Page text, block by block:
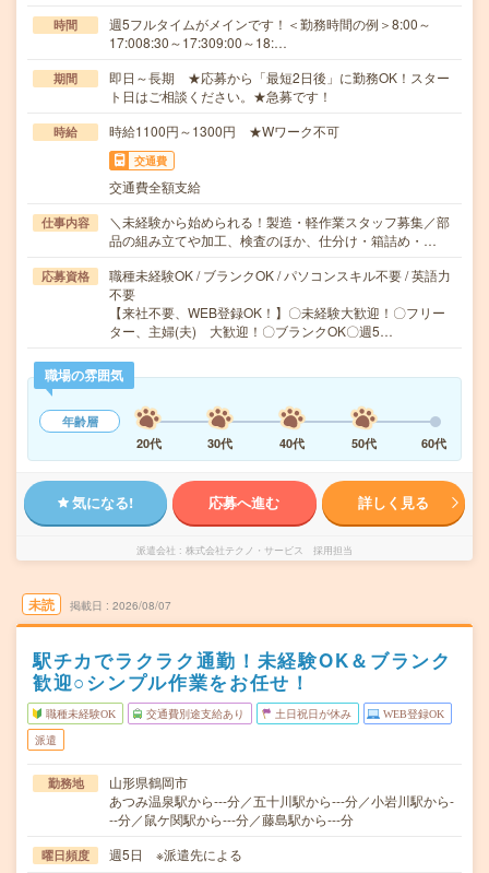
時間
週5フルタイムがメインです！＜勤務時間の例＞8:00～
17:008:30～17:309:00～18:…
期間
即日～長期 ★応募から「最短2日後」に勤務OK！スター
ト日はご相談ください。★急募です！
時給 時給1100円～1300円 ★Wワーク不可
交通費
交通費全額支給
仕事内容
＼未経験から始められる！製造・軽作業スタッフ募集／部
品の組み立てや加工、検査のほか、仕分け・箱詰め・…
応募資格
職種未経験OK / ブランクOK / パソコンスキル不要 / 英語力
不要
【来社不要、WEB登録OK！】〇未経験大歓迎！〇フリー
ター、主婦(夫) 大歓迎！〇ブランクOK〇週5…
職場の雰囲気
年齢層
20代
30代 40代 50代 60代
気になる! 応募へ進む 詳しく見る
派遣会社 株式会社テクノ・サービス 採用担当
未読 掲載日 2026/08/07
駅チカでラクラク通勤！未経験OK＆ブランク
歓迎○シンプル作業をお任せ！
職種未経験OK 交通費別途支給あり 土日祝日が休み WEB登録OK
派遣
勤務地
山形県鶴岡市
あつみ温泉駅から---分／五十川駅から---分／小岩川駅から-
--分／鼠ケ関駅から---分／藤島駅から---分
曜日頻度 週5日 ※派遣先による